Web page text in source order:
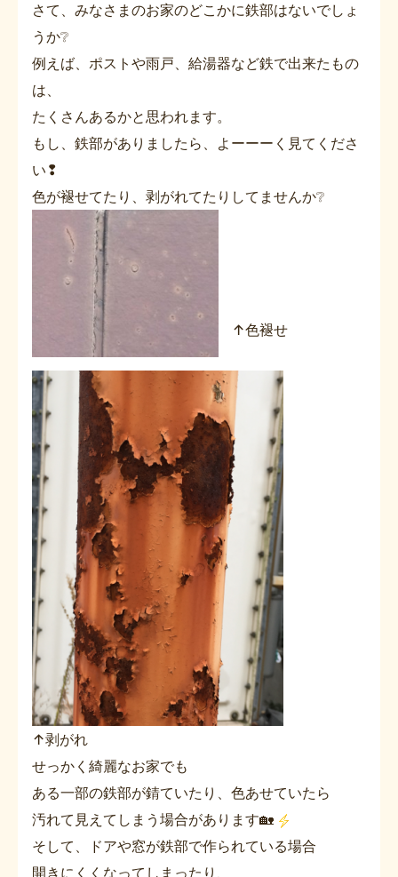
さて、みなさまのお家のどこかに鉄部はないでしょ
うか❔
例えば、ポストや雨戸、給湯器など鉄で出来たもの
は、
たくさんあるかと思われます。
もし、鉄部がありましたら、よーーーく見てくださ
い❢
色が褪せてたり、剥がれてたりしてませんか❔
↑色褪せ
↑剥がれ
せっかく綺麗なお家でも
ある一部の鉄部が錆ていたり、色あせていたら
汚れて見えてしまう場合があります🏡
そして、ドアや窓が鉄部で作られている場合
開きにくくなってしまったり、